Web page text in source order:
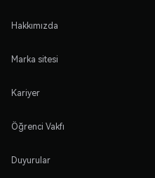
Hakkımızda
Marka sitesi
Kariyer
Öğrenci Vakfı
Duyurular